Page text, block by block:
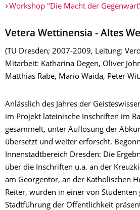
Workshop "Die Macht der
Vetera Wettinensia - Altes
(TU Dresden; 2007-2009, Leitung:
Mitarbeit: Katharina Degen, Oliver
Matthias Rabe, Mario Waida, Peter
Anlässlich des Jahres der
im Projekt lateinische Inschriften im
gesammelt, unter Auflösung der
übersetzt und weiter erforscht.
Innenstadtbereich Dresden: Die
über die Inschriften u.a. an der
am Georgentor, an der Katholischen
Reiter, wurden in einer von Studenten
Stadtführung der Öffentlichkeit